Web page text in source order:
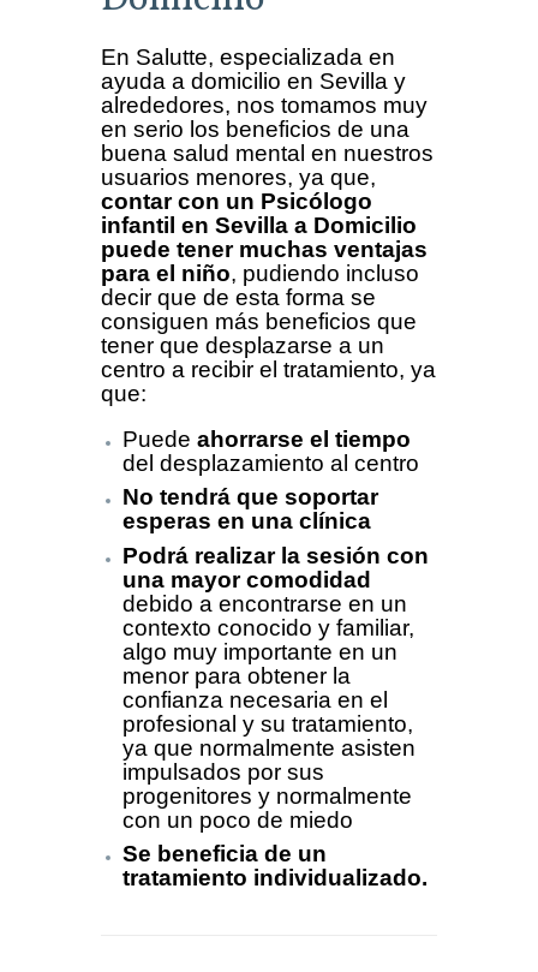
En Salutte, especializada en
ayuda a domicilio en Sevilla y
alrededores, nos tomamos muy
en serio los beneficios de una
buena salud mental en nuestros
usuarios menores, ya que,
contar con un Psicólogo
infantil en Sevilla a Domicilio
puede tener muchas ventajas
para el niño, pudiendo incluso
decir que de esta forma se
consiguen más beneficios que
tener que desplazarse a un
centro a recibir el tratamiento, ya
que:
Puede ahorrarse el tiempo
del desplazamiento al centro
No tendrá que soportar
esperas en una clínica
Podrá realizar la sesión con
una mayor comodidad
debido a encontrarse en un
contexto conocido y familiar,
algo muy importante en un
menor para obtener la
confianza necesaria en el
profesional y su tratamiento,
ya que normalmente asisten
impulsados por sus
progenitores y normalmente
con un poco de miedo
Se beneficia de un
tratamiento individualizado.